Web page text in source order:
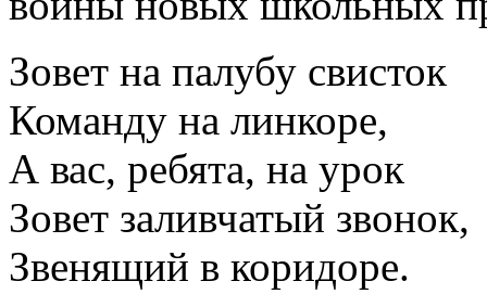
Зовет на палубу свисток
Команду на линкоре,
А вас, ребята, на урок
Зовет заливчатый звонок,
Звенящий в коридоре.